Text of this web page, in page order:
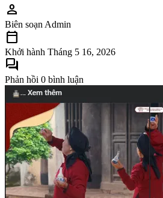
person
Biên soạn Admin
calendar_today
Khởi hành Tháng 5 16, 2026
forum
Phản hồi 0 bình luận